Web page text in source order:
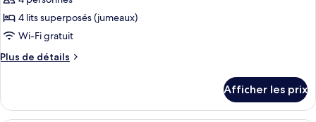
Facilities)
pour
ce
type
de
Dortoir
partagé
4 lits superposés (jumeaux)
Wi-Fi gratuit
Plus de détails
Plus
Dortoir
partagé
Afficher les prix